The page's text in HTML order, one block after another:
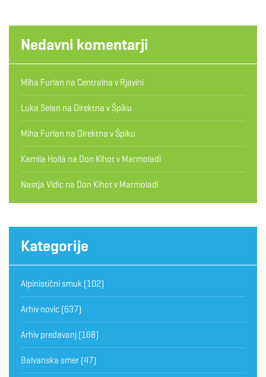
Nedavni komentarji
Miha Furlan na Centralna v Rjavini
Luka Selan na Direktna v Špiku
Miha Furlan na Direktna v Špiku
Kamila Hollá na Don Kihot v Marmoladi
Nastja Vidic na Don Kihot v Marmoladi
Kategorije
Alpinistični smuk (102)
Arhiv novic (637)
Arhiv predavanj (168)
Balvanska smer (47)